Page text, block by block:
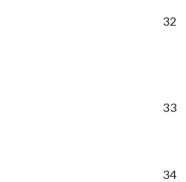
32
33
34